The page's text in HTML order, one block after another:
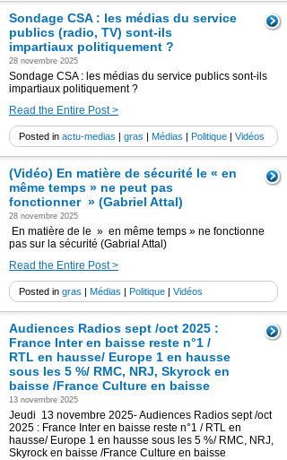
Sondage CSA : les médias du service
publics (radio, TV) sont-ils
impartiaux politiquement ?
28 novembre 2025
Sondage CSA : les médias du service publics sont-ils
impartiaux politiquement ?
Read the Entire Post >
Posted in actu-medias | gras | Médias | Politique | Vidéos
(Vidéo) En matière de sécurité le « en
même temps » ne peut pas
fonctionner » (Gabriel Attal)
28 novembre 2025
En matière de le » en même temps » ne fonctionne
pas sur la sécurité (Gabrial Attal)
Read the Entire Post >
Posted in gras | Médias | Politique | Vidéos
Audiences Radios sept /oct 2025 :
France Inter en baisse reste n°1 /
RTL en hausse/ Europe 1 en hausse
sous les 5 %/ RMC, NRJ, Skyrock en
baisse /France Culture en baisse
13 novembre 2025
Jeudi 13 novembre 2025- Audiences Radios sept /oct
2025 : France Inter en baisse reste n°1 / RTL en
hausse/ Europe 1 en hausse sous les 5 %/ RMC, NRJ,
Skyrock en baisse /France Culture en baisse